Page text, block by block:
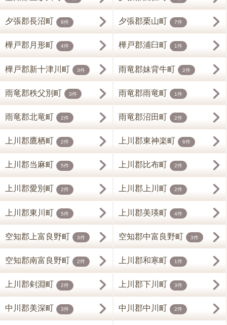
夕張郡長沼町 8件 夕張郡栗山町 7件
樺戸郡月形町 4件 樺戸郡浦臼町 1件
樺戸郡新十津川町 3件 雨竜郡妹背牛町 2件
雨竜郡秩父別町 3件 雨竜郡雨竜町 1件
雨竜郡北竜町 2件 雨竜郡沼田町 2件
上川郡鷹栖町 2件 上川郡東神楽町 6件
上川郡当麻町 5件 上川郡比布町 2件
上川郡愛別町 2件 上川郡上川町 2件
上川郡東川町 5件 上川郡美瑛町 4件
空知郡上富良野町 3件 空知郡中富良野町 3件
空知郡南富良野町 2件 上川郡和寒町 1件
上川郡剣淵町 2件 上川郡下川町 3件
中川郡美深町 3件 中川郡中川町 2件